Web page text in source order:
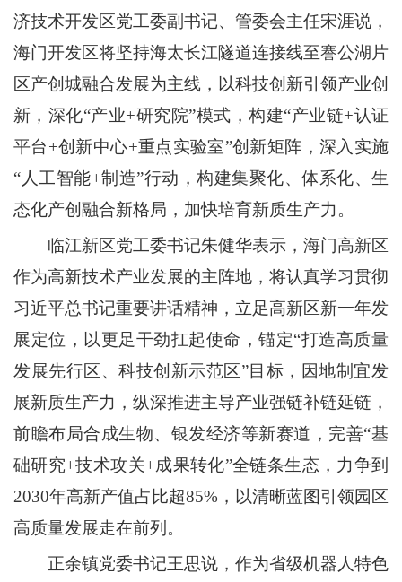
济技术开发区党工委副书记、管委会主任宋涯说，
海门开发区将坚持海太长江隧道连接线至謇公湖片
区产创城融合发展为主线，以科技创新引领产业创
新，深化“产业+研究院”模式，构建“产业链+认证
平台+创新中心+重点实验室”创新矩阵，深入实施
“人工智能+制造”行动，构建集聚化、体系化、生
态化产创融合新格局，加快培育新质生产力。
临江新区党工委书记朱健华表示，海门高新区
作为高新技术产业发展的主阵地，将认真学习贯彻
习近平总书记重要讲话精神，立足高新区新一年发
展定位，以更足干劲扛起使命，锚定“打造高质量
发展先行区、科技创新示范区”目标，因地制宜发
展新质生产力，纵深推进主导产业强链补链延链，
前瞻布局合成生物、银发经济等新赛道，完善“基
础研究+技术攻关+成果转化”全链条生态，力争到
2030年高新产值占比超85%，以清晰蓝图引领园区
高质量发展走在前列。
正余镇党委书记王思说，作为省级机器人特色